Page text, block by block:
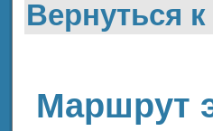
Вернуться
Маршрут